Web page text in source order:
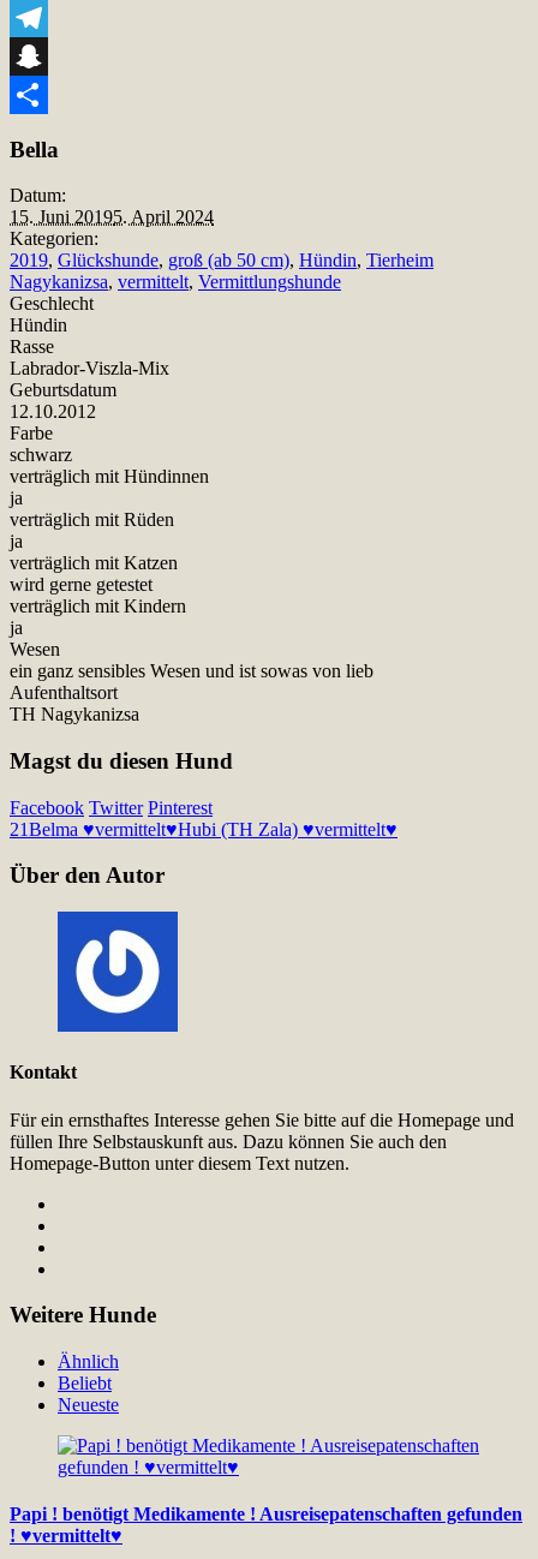
Viber
Telegram
Snapchat
Bella
Datum:
15. Juni 20195. April 2024
Kategorien:
2019, Glückshunde, groß (ab 50 cm), Hündin, Tierheim
Nagykanizsa, vermittelt, Vermittlungshunde
Geschlecht
Hündin
Rasse
Labrador-Viszla-Mix
Geburtsdatum
12.10.2012
Farbe
schwarz
verträglich mit Hündinnen
ja
verträglich mit Rüden
ja
verträglich mit Katzen
wird gerne getestet
verträglich mit Kindern
ja
Wesen
ein ganz sensibles Wesen und ist sowas von lieb
Aufenthaltsort
TH Nagykanizsa
Magst du diesen Hund
Facebook Twitter Pinterest
21Belma ♥vermittelt♥Hubi (TH Zala) ♥vermittelt♥
Über den Autor
Kontakt
Für ein ernsthaftes Interesse gehen Sie bitte auf die Homepage und
füllen Ihre Selbstauskunft aus. Dazu können Sie auch den
Homepage-Button unter diesem Text nutzen.
Weitere Hunde
Ähnlich
Beliebt
Neueste
Papi ! benötigt Medikamente ! Ausreisepatenschaften gefunden
! ♥vermittelt♥